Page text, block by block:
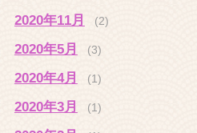
2020年11月 (2)
2020年5月 (3)
2020年4月 (1)
2020年3月 (1)